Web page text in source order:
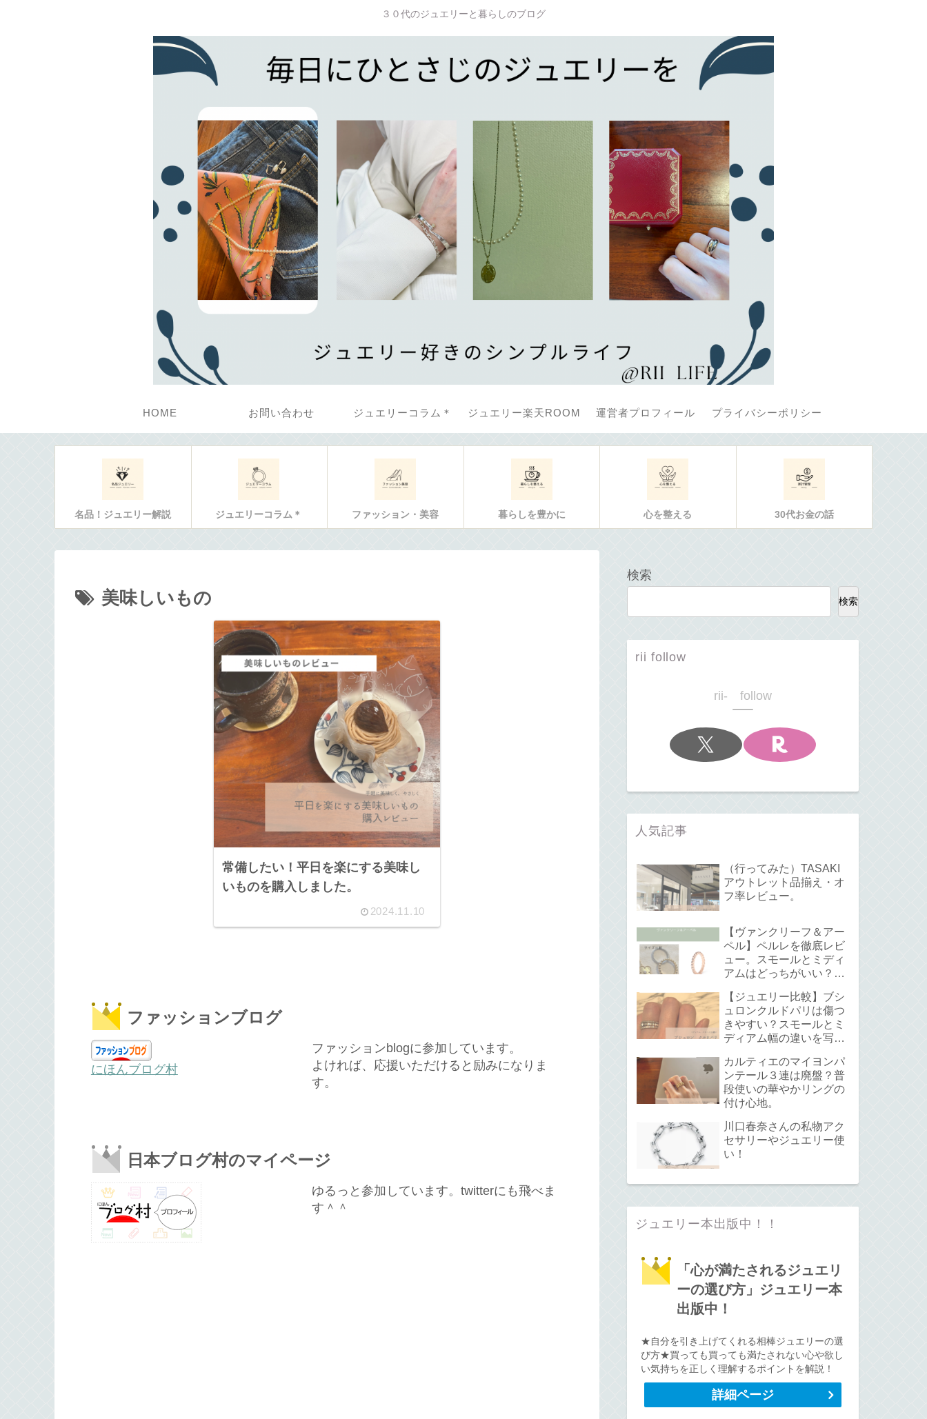
３０代のジュエリーと暮らしのブログ
HOME お問い合わせ ジュエリーコラム＊ ジュエリー楽天ROOM 運営者プロフィール プライバシーポリシー
名品！ジュエリー解説 ジュエリーコラム＊ ファッション・美容 暮らしを豊かに 心を整える 30代お金の話
美味しいもの
常備したい！平日を楽にする美味し
いものを購入しました。
2024.11.10
ファッションブログ
にほんブログ村
ファッションblogに参加しています。
よければ、応援いただけると励みになりま
す。
日本ブログ村のマイページ
ゆるっと参加しています。twitterにも飛べま
す＾＾
検索
検索
rii follow
rii- follow
人気記事
（行ってみた）TASAKI
アウトレット品揃え・オ
フ率レビュー。
【ヴァンクリーフ＆アー
ペル】ペルレを徹底レビ
ュー。スモールとミディ
アムはどっちがいい？サ
て。
【ジュエリー比較】ブシ
ュロンクルドパリは傷つ
きやすい？スモールとミ
ディアム幅の違いを写真
カルティエのマイヨンパ
ンテール３連は廃盤？普
段使いの華やかリングの
付け心地。
川口春奈さんの私物アク
セサリーやジュエリー使
い！
ジュエリー本出版中！！
「心が満たされるジュエリ
ーの選び方」ジュエリー本
出版中！
★自分を引き上げてくれる相棒ジュエリーの選
び方★買っても買っても満たされない心や欲し
い気持ちを正しく理解するポイントを解説！
詳細ページ